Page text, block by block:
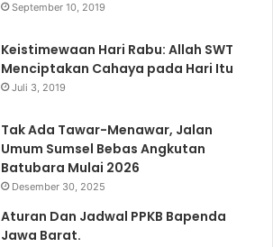
September 10, 2019
Keistimewaan Hari Rabu: Allah SWT
Menciptakan Cahaya pada Hari Itu
Juli 3, 2019
Tak Ada Tawar-Menawar, Jalan
Umum Sumsel Bebas Angkutan
Batubara Mulai 2026
Desember 30, 2025
Aturan Dan Jadwal PPKB Bapenda
Jawa Barat.